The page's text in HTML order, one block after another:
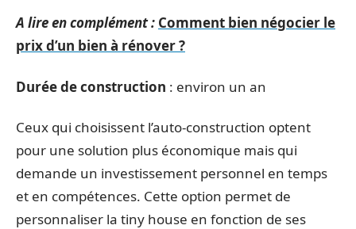
A lire en complément : Comment bien négocier le
prix d’un bien à rénover ?
Durée de construction : environ un an
Ceux qui choisissent l’auto-construction optent
pour une solution plus économique mais qui
demande un investissement personnel en temps
et en compétences. Cette option permet de
personnaliser la tiny house en fonction de ses